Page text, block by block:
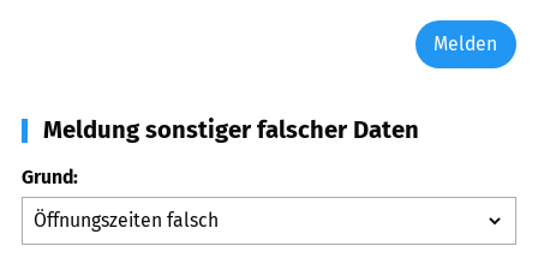
Melden
Meldung sonstiger falscher Daten
Grund: